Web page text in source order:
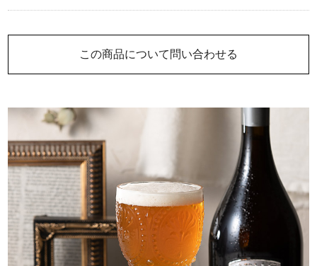
この商品について問い合わせる